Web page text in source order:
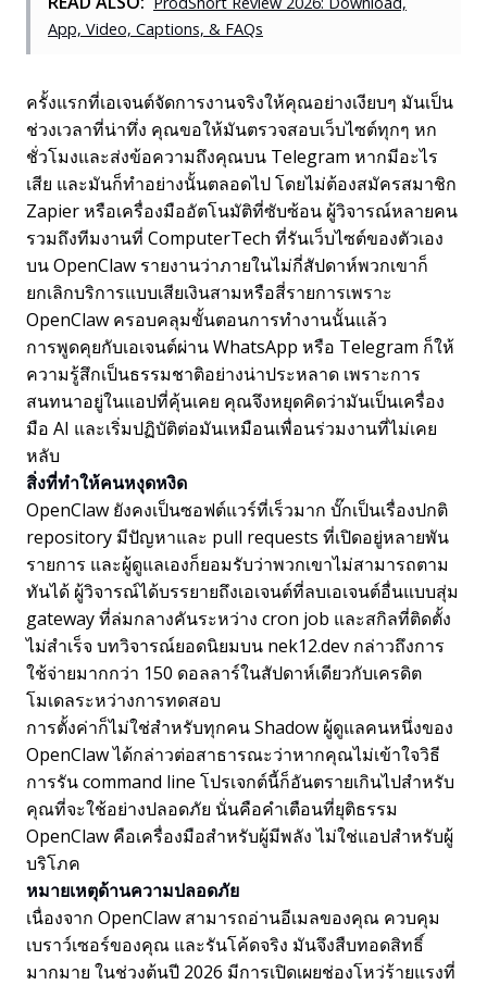
App, Video, Captions, & FAQs
ครั้งแรกที่เอเจนต์จัดการงานจริงให้คุณอย่างเงียบๆ มันเป็น
ช่วงเวลาที่น่าทึ่ง คุณขอให้มันตรวจสอบเว็บไซต์ทุกๆ หก
ชั่วโมงและส่งข้อความถึงคุณบน Telegram หากมีอะไร
เสีย และมันก็ทำอย่างนั้นตลอดไป โดยไม่ต้องสมัครสมาชิก
Zapier หรือเครื่องมืออัตโนมัติที่ซับซ้อน ผู้วิจารณ์หลายคน
รวมถึงทีมงานที่ ComputerTech ที่รันเว็บไซต์ของตัวเอง
บน OpenClaw รายงานว่าภายในไม่กี่สัปดาห์พวกเขาก็
ยกเลิกบริการแบบเสียเงินสามหรือสี่รายการเพราะ
OpenClaw ครอบคลุมขั้นตอนการทำงานนั้นแล้ว
การพูดคุยกับเอเจนต์ผ่าน WhatsApp หรือ Telegram ก็ให้
ความรู้สึกเป็นธรรมชาติอย่างน่าประหลาด เพราะการ
สนทนาอยู่ในแอปที่คุ้นเคย คุณจึงหยุดคิดว่ามันเป็นเครื่อง
มือ AI และเริ่มปฏิบัติต่อมันเหมือนเพื่อนร่วมงานที่ไม่เคย
หลับ
สิ่งที่ทำให้คนหงุดหงิด
OpenClaw ยังคงเป็นซอฟต์แวร์ที่เร็วมาก บั๊กเป็นเรื่องปกติ
repository มีปัญหาและ pull requests ที่เปิดอยู่หลายพัน
รายการ และผู้ดูแลเองก็ยอมรับว่าพวกเขาไม่สามารถตาม
ทันได้ ผู้วิจารณ์ได้บรรยายถึงเอเจนต์ที่ลบเอเจนต์อื่นแบบสุ่ม
gateway ที่ล่มกลางคันระหว่าง cron job และสกิลที่ติดตั้ง
ไม่สำเร็จ บทวิจารณ์ยอดนิยมบน nek12.dev กล่าวถึงการ
ใช้จ่ายมากกว่า 150 ดอลลาร์ในสัปดาห์เดียวกับเครดิต
โมเดลระหว่างการทดสอบ
การตั้งค่าก็ไม่ใช่สำหรับทุกคน Shadow ผู้ดูแลคนหนึ่งของ
OpenClaw ได้กล่าวต่อสาธารณะว่าหากคุณไม่เข้าใจวิธี
การรัน command line โปรเจกต์นี้ก็อันตรายเกินไปสำหรับ
คุณที่จะใช้อย่างปลอดภัย นั่นคือคำเตือนที่ยุติธรรม
OpenClaw คือเครื่องมือสำหรับผู้มีพลัง ไม่ใช่แอปสำหรับผู้
บริโภค
หมายเหตุด้านความปลอดภัย
เนื่องจาก OpenClaw สามารถอ่านอีเมลของคุณ ควบคุม
เบราว์เซอร์ของคุณ และรันโค้ดจริง มันจึงสืบทอดสิทธิ์
มากมาย ในช่วงต้นปี 2026 มีการเปิดเผยช่องโหว่ร้ายแรงที่